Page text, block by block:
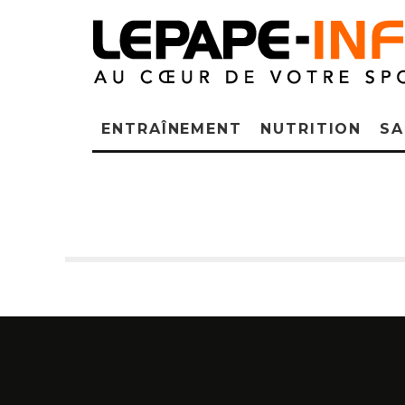
ENTRAÎNEMENT NUTRITION